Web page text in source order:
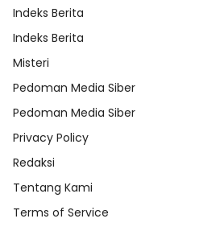
Indeks Berita
Indeks Berita
Misteri
Pedoman Media Siber
Pedoman Media Siber
Privacy Policy
Redaksi
Tentang Kami
Terms of Service